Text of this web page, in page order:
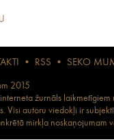
• RSS • SEKO
2015
žurnāls
Visi autoru viedokļi ir
mirkļa noskaņojumam